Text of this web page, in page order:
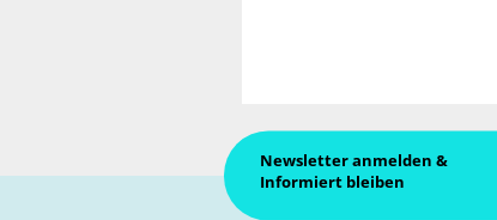
Newsletter anmelden &
Informiert bleiben